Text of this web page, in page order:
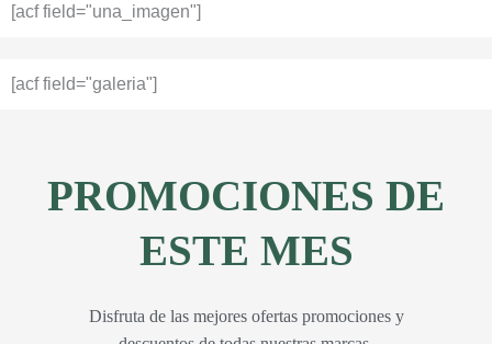
[acf field="una_imagen"]
[acf field="galeria"]
PROMOCIONES DE
ESTE MES
Disfruta de las mejores ofertas promociones y